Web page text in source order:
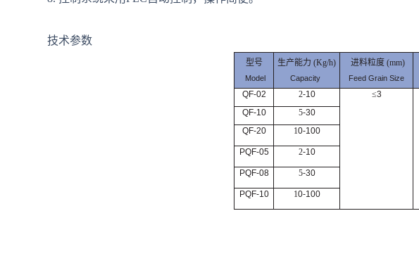
技术参数
型号
Model
生产能力 (Kg/h)
Capacity
进料粒度 (mm)
Feed Grain Size
QF-02 2-10 ≤3
QF-10
5-30
QF-20
10-100
PQF-05 2-10
PQF-08 5-30
PQF-10 10-100